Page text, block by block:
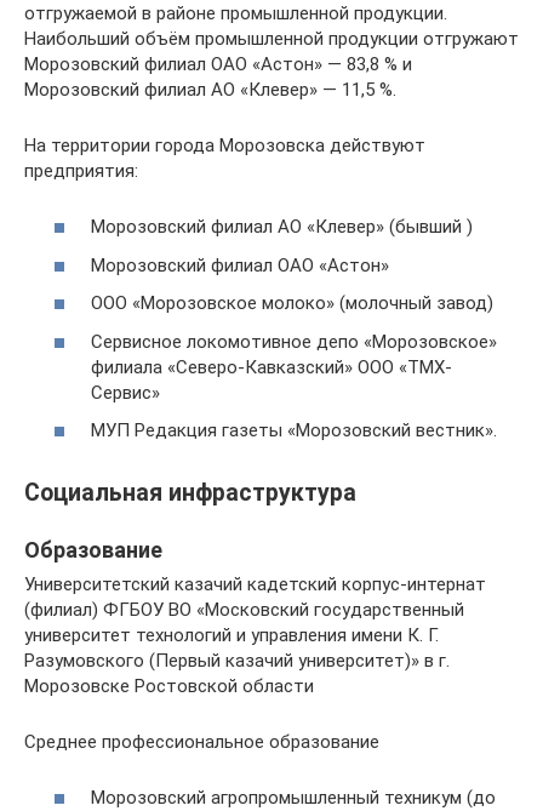
отгружаемой в районе промышленной продукции.
Наибольший объём промышленной продукции отгружают
Морозовский филиал ОАО «Астон» — 83,8 % и
Морозовский филиал АО «Клевер» — 11,5 %.
На территории города Морозовска действуют
предприятия:
Морозовский филиал АО «Клевер» (бывший )
Морозовский филиал ОАО «Астон»
ООО «Морозовское молоко» (молочный завод)
Сервисное локомотивное депо «Морозовское»
филиала «Северо-Кавказский» ООО «ТМХ-
Сервис»
МУП Редакция газеты «Морозовский вестник».
Социальная инфраструктура
Образование
Университетский казачий кадетский корпус-интернат
(филиал) ФГБОУ ВО «Московский государственный
университет технологий и управления имени К. Г.
Разумовского (Первый казачий университет)» в г.
Морозовске Ростовской области
Среднее профессиональное образование
Морозовский агропромышленный техникум (до